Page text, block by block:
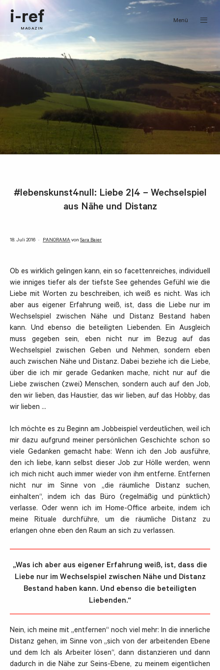
i-ref
MAGAZIN
Menü
#lebenskunst4null: Liebe 2|4 – Wechselspiel
aus Nähe und Distanz
18. Juli 2016 PANORAMAvonSara Baier
Ob es wirklich gelingen kann, ein so facettenreiches, individuell
wie inniges tiefer als der tiefste See gehendes Gefühl wie die
Liebe mit Worten zu beschreiben, ich weiß es nicht. Was ich
aber aus eigener Erfahrung weiß, ist, dass die Liebe nur im
Wechselspiel zwischen Nähe und Distanz Bestand haben
kann. Und ebenso die beteiligten Liebenden. Ein Ausgleich
muss gegeben sein, eben nicht nur im Bezug auf das
Wechselspiel zwischen Geben und Nehmen, sondern eben
auch zwischen Nähe und Distanz. Dabei beziehe ich die Liebe,
über die ich mir gerade Gedanken mache, nicht nur auf die
Liebe zwischen (zwei) Menschen, sondern auch auf den Job,
den wir lieben, das Haustier, das wir lieben, auf das Hobby, das
wir lieben …
Ich möchte es zu Beginn am Jobbeispiel verdeutlichen, weil ich
mir dazu aufgrund meiner persönlichen Geschichte schon so
viele Gedanken gemacht habe: Wenn ich den Job ausführe,
den ich liebe, kann selbst dieser Job zur Hölle werden, wenn
ich mich nicht auch immer wieder von ihm entferne. Entfernen
nicht nur im Sinne von „die räumliche Distanz suchen,
einhalten“, indem ich das Büro (regelmäßig und pünktlich)
verlasse. Oder wenn ich im Home-Office arbeite, indem ich
meine Rituale durchführe, um die räumliche Distanz zu
erlangen ohne eben den Raum an sich zu verlassen.
„Was ich aber aus eigener Erfahrung weiß, ist, dass die
Liebe nur im Wechselspiel zwischen Nähe und Distanz
Bestand haben kann. Und ebenso die beteiligten
Liebenden.“
Nein, ich meine mit „entfernen“ noch viel mehr: In die innerliche
Distanz gehen, im Sinne von „sich von der arbeitenden Ebene
und dem Ich als Arbeiter lösen“, dann distanzieren und dann
dadurch in die Nähe zur Seins-Ebene, zu meinem eigentlichen